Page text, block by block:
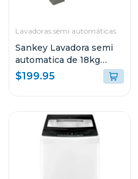
Lavadoras semi automáticas
Sankey Lavadora semi
automatica de 18kg
blanca wm1867
$199.95